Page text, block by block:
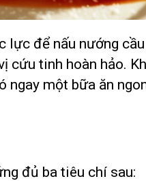
để nấu nướng
cứu tinh hoàn hảo.
một bữa ăn
đủ ba tiêu chí sau: